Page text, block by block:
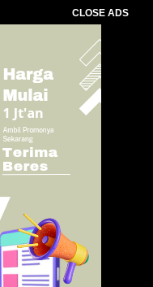
CLOSE ADS